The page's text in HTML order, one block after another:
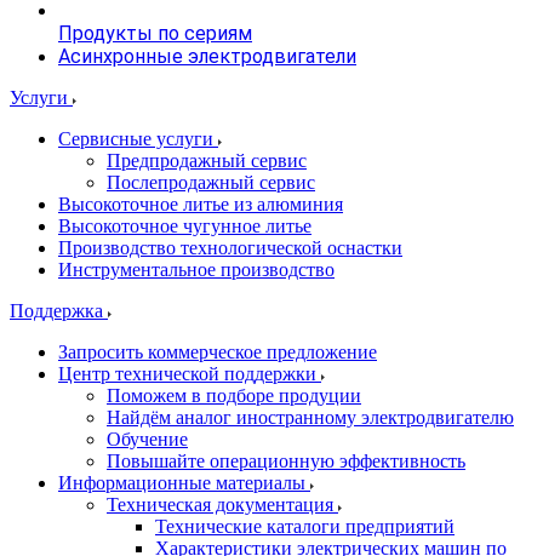
Продукты по сериям
Асинхронные электродвигатели
Услуги
Сервисные услуги
Предпродажный сервис
Послепродажный сервис
Высокоточное литье из алюминия
Высокоточное чугунное литье
Производство технологической оснастки
Инструментальное производство
Поддержка
Запросить коммерческое предложение
Центр технической поддержки
Поможем в подборе продуции
Найдём аналог иностранному электродвигателю
Обучение
Повышайте операционную эффективность
Информационные материалы
Техническая документация
Технические каталоги предприятий
Характеристики электрических машин по